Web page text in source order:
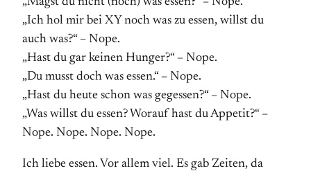
„Ich hol mir bei XY noch was zu essen, willst du
auch was?“ – Nope.
„Hast du gar keinen Hunger?“ – Nope.
„Du musst doch was essen.“ – Nope.
„Hast du heute schon was gegessen?“ – Nope.
„Was willst du essen? Worauf hast du Appetit?“ –
Nope. Nope. Nope. Nope.
Ich liebe essen. Vor allem viel. Es gab Zeiten, da